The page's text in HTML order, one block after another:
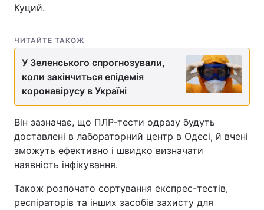
Куций.
ЧИТАЙТЕ ТАКОЖ
У Зеленського спрогнозували,
коли закінчиться епідемія
коронавірусу в Україні
Він зазначає, що ПЛР-тести одразу будуть
доставлені в лабораторний центр в Одесі, й вчені
зможуть ефективно і швидко визначати
наявність інфікування.
Також розпочато сортування експрес-тестів,
респіраторів та інших засобів захисту для